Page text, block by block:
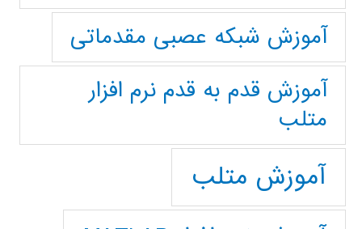
آموزش شبکه عصبی مقدماتی
آموزش قدم به قدم نرم افزار
متلب
آموزش متلب